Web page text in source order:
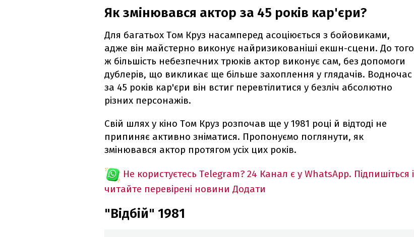
Як змінювався актор за 45 років кар'єри?
Для багатьох Том Круз насамперед асоціюється з бойовиками,
адже він майстерно виконує найризикованіші екшн-сцени. До того
ж більшість небезпечних трюків актор виконує сам, без допомоги
дублерів, що викликає ще більше захоплення у глядачів. Водночас
за 45 років кар'єри він встиг перевтілитися у безліч абсолютно
різних персонажів.
Свій шлях у кіно Том Круз розпочав ще у 1981 році й відтоді не
припиняє активно зніматися. Пропонуємо поглянути, як
змінювався актор протягом усіх цих років.
Не користуєтесь Telegram? 24 Канал є у WhatsApp. Підпишіться і
читайте перевірені новини Додати
"Відбій" 1981